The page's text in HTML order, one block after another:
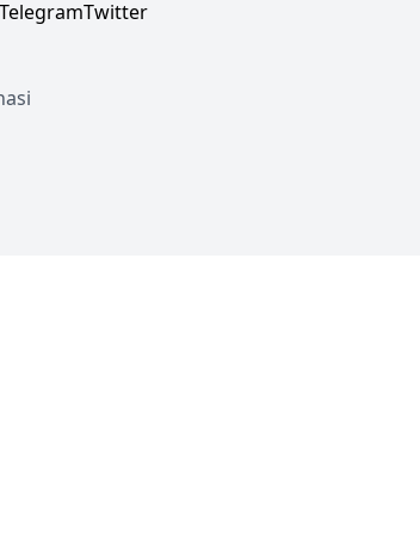
TelegramTwitter